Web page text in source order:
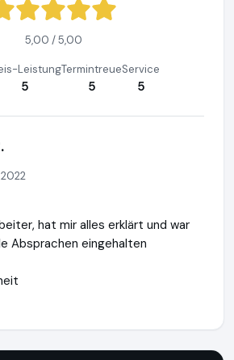
5,00 / 5,00
Leistung
5
Termintreue
5
Service
5
hat mir alles erklärt und war
Absprachen eingehalten